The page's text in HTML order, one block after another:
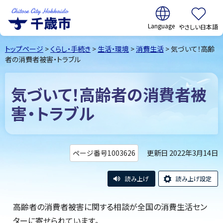
千歳市Chitose
City Hokkaido
翻訳:
やさしい日本語
トップページ > くらし・手続き > 生活・環境 >消費生活 > 気づいて！高齢
者の消費者被害・トラブル
気づいて！高齢者の消費者被
害・トラブル
ページ番号1003626 更新日 2022年3月14日
読み上げ 読み上げ設定
高齢者の消費者被害に関する相談が全国の消費生活セン
ターに寄せられています。